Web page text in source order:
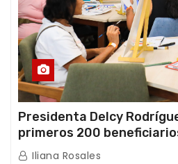
Presidenta Delcy
primeros 200
de los Abuelos “La
Iliana Rosales